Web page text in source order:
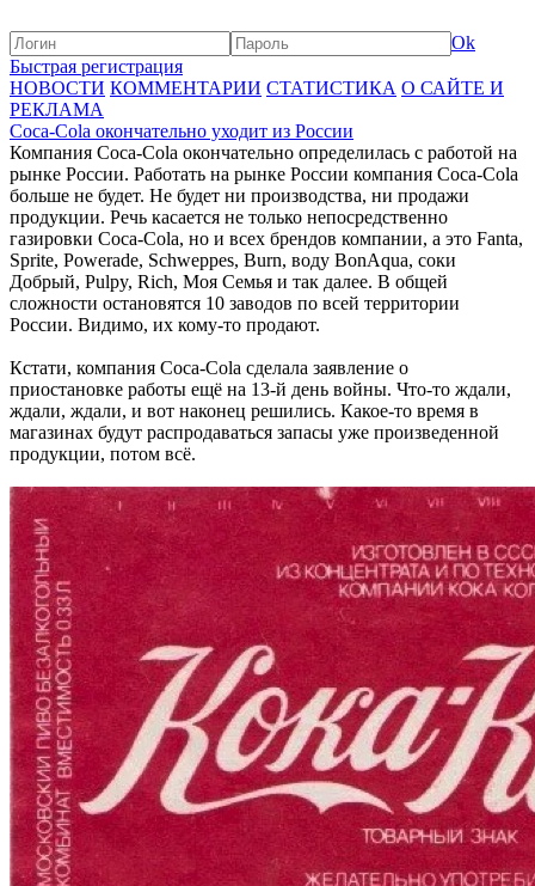
Ok
Быстрая регистрация
НОВОСТИ КОММЕНТАРИИ СТАТИСТИКА О САЙТЕ И
РЕКЛАМА
Coca-Cola окончательно уходит из России
Компания Coca-Cola окончательно определилась с работой на
рынке России. Работать на рынке России компания Coca-Cola
больше не будет. Не будет ни производства, ни продажи
продукции. Речь касается не только непосредственно
газировки Coca-Cola, но и всех брендов компании, а это Fanta,
Sprite, Powerade, Schweppes, Burn, воду BonAqua, соки
Добрый, Pulpy, Rich, Моя Семья и так далее. В общей
сложности остановятся 10 заводов по всей территории
России. Видимо, их кому-то продают.
Кстати, компания Coca-Cola сделала заявление о
приостановке работы ещё на 13-й день войны. Что-то ждали,
ждали, ждали, и вот наконец решились. Какое-то время в
магазинах будут распродаваться запасы уже произведенной
продукции, потом всё.